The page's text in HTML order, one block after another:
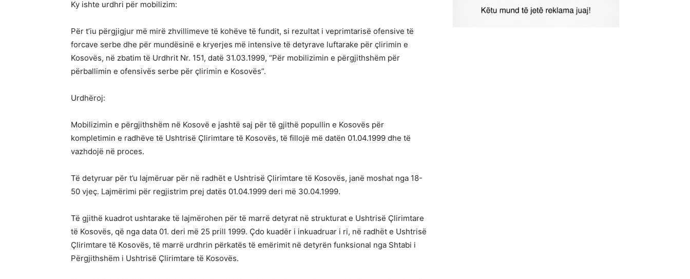
Ky ishte urdhri për mobilizim:
Për t’iu përgjigjur më mirë zhvillimeve të kohëve të fundit, si rezultat i veprimtarisë ofensive të
forcave serbe dhe për mundësinë e kryerjes më intensive të detyrave luftarake për çlirimin e
Kosovës, në zbatim të Urdhrit Nr. 151, datë 31.03.1999, “Për mobilizimin e përgjithshëm për
përballimin e ofensivës serbe për çlirimin e Kosovës”.
Urdhëroj:
Mobilizimin e përgjithshëm në Kosovë e jashtë saj për të gjithë popullin e Kosovës për
kompletimin e radhëve të Ushtrisë Çlirimtare të Kosovës, të fillojë më datën 01.04.1999 dhe të
vazhdojë në proces.
Të detyruar për t’u lajmëruar për në radhët e Ushtrisë Çlirimtare të Kosovës, janë moshat nga 18-
50 vjeç. Lajmërimi për regjistrim prej datës 01.04.1999 deri më 30.04.1999.
Të gjithë kuadrot ushtarake të lajmërohen për të marrë detyrat në strukturat e Ushtrisë Çlirimtare
të Kosovës, që nga data 01. deri më 25 prill 1999. Çdo kuadër i inkuadruar i ri, në radhët e Ushtrisë
Çlirimtare të Kosovës, të marrë urdhrin përkatës të emërimit në detyrën funksional nga Shtabi i
Përgjithshëm i Ushtrisë Çlirimtare të Kosovës.